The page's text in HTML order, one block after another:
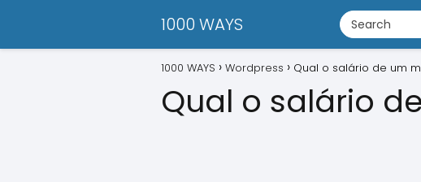
1000 WAYS
1000 WAYS Wordpress Qual o salário de um
Qual o salário